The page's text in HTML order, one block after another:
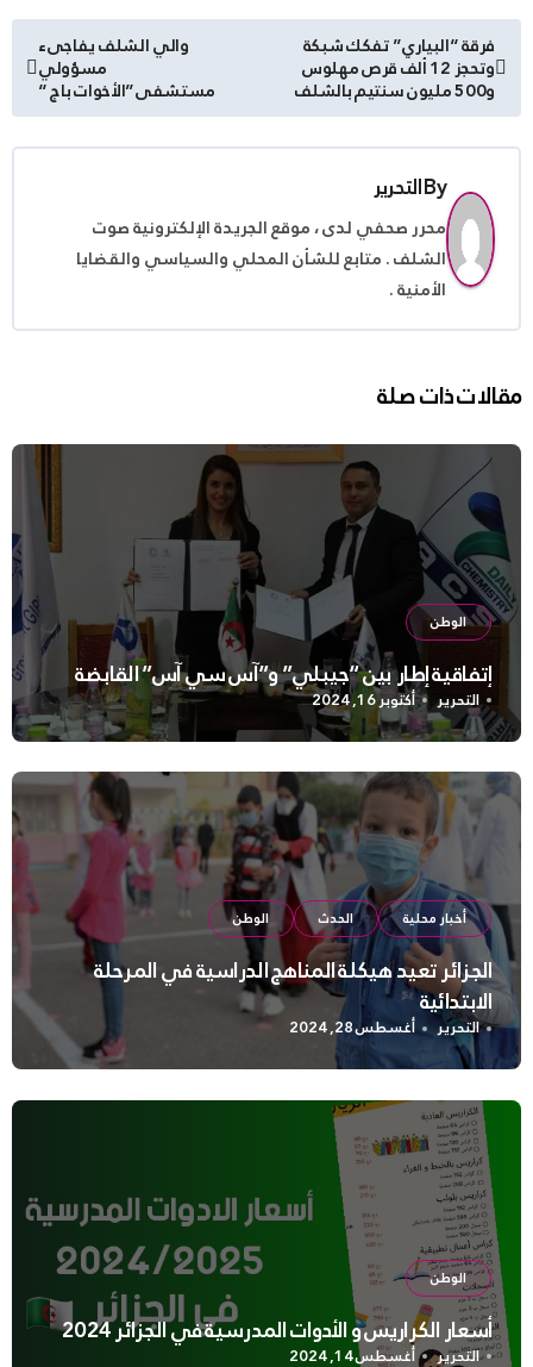
تصفّح
المقالات
فرقة “البياري” تفكك شبكة
وتحجز 12 ألف قرص مهلوس
و500 مليون سنتيم بالشلف
والي الشلف يفاجىء
مسؤولي
مستشفى”الأخوات باج “
Byالتحرير
محرر صحفي لدى ، موقع الجريدة الإلكترونية صوت
الشلف . متابع للشأن المحلي والسياسي والقضايا
الأمنية .
مقالات ذات صلة
الوطن
إتفاقية إطار بين “جيبلي” و”آس سي آس” القابضة
التحرير أكتوبر 16, 2024
أخبار محلية الحدث الوطن
الجزائر تعيد هيكلة المناهج الدراسية في المرحلة
الابتدائية
التحرير أغسطس 28, 2024
الوطن
أسعار الكراريس و الأدوات المدرسية في الجزائر 2024
التحرير أغسطس 14, 2024